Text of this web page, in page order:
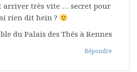
arriver très vite … secret pour
rien dit hein ?
du Palais des Thés à Rennes
Répondre